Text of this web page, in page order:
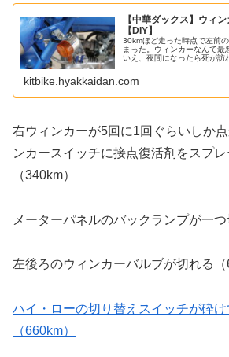
【中華ダックス】ウィ
【DIY】
30kmほど走った時点で左前
まった。ウィンカーなんて最
いえ、夜間になったら死が訪
kitbike.hyakkaidan.com
右ウィンカーが5回に1回ぐらいしか
ンカースイッチに接点復活剤をスプ
（340km）
メーターパネルのバックランプが一つ
左後ろのウィンカーバルブが切れる（
ハイ・ローの切り替えスイッチが砕
（660km）